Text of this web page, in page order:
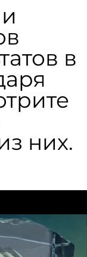
в
них.